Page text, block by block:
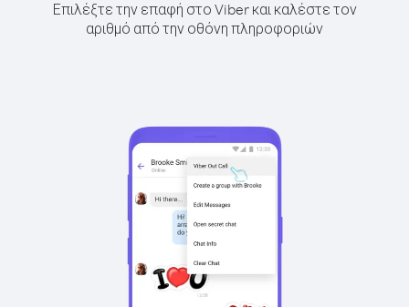
Επιλέξτε την επαφή στο Viber και καλέστε τον
αριθμό από την οθόνη πληροφοριών